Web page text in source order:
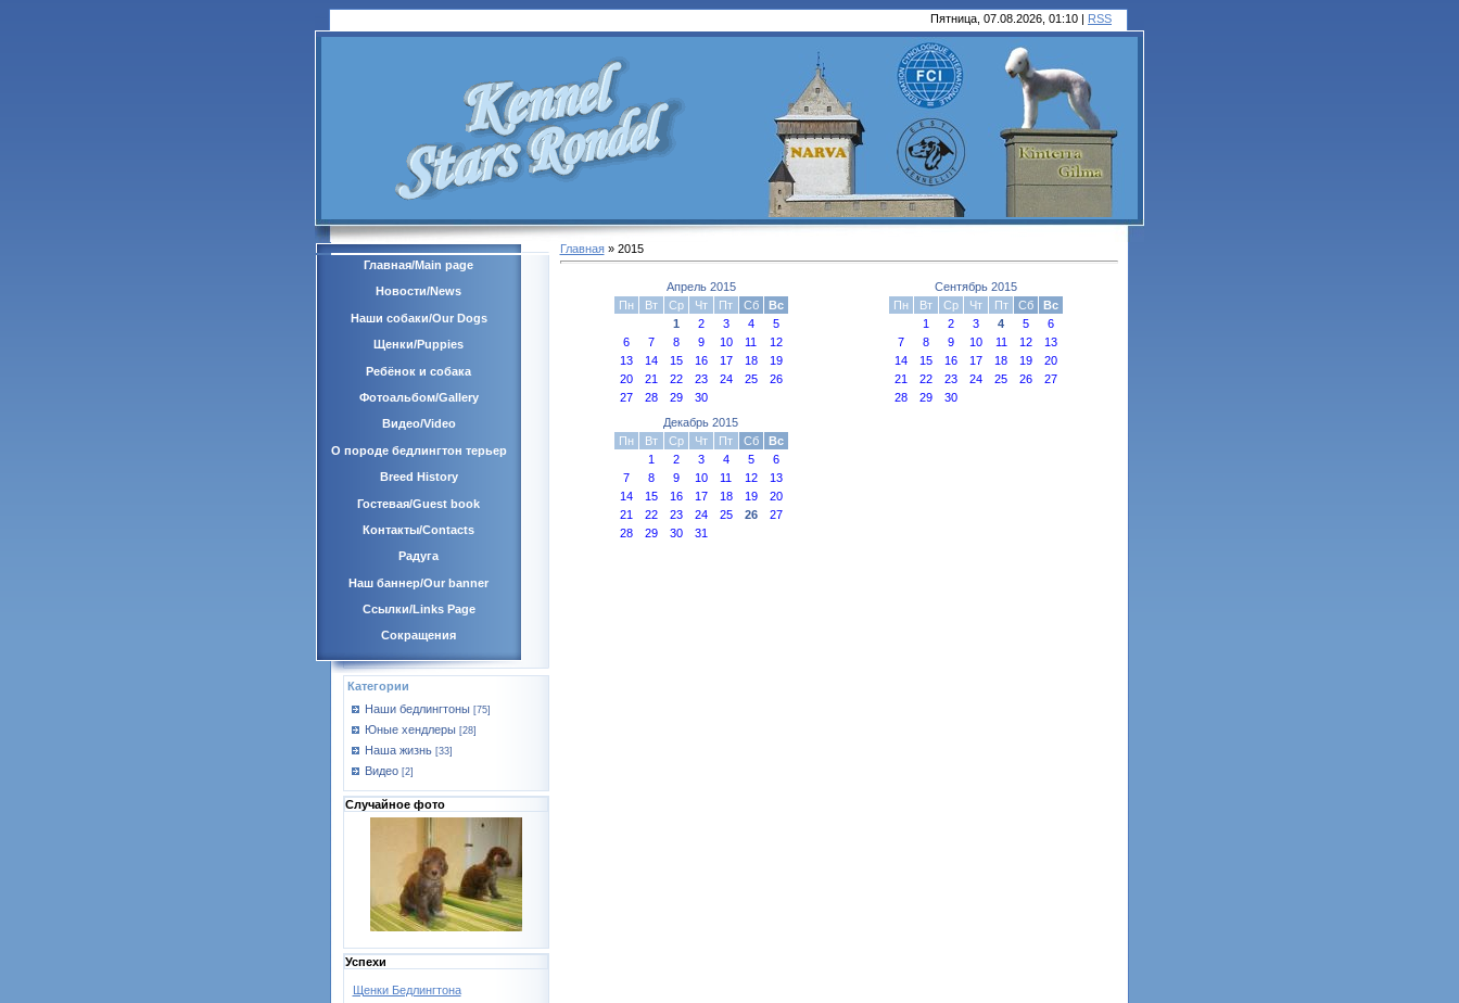
Пятница, 07.08.2026, 01:10 | RSS
Главная/Main page
Новости/News
Наши собаки/Our Dogs
Щенки/Puppies
Ребёнок и собака
Фотоальбом/Gallery
Видео/Video
О породе бедлингтон терьер
Breed History
Гостевая/Guest book
Контакты/Contacts
Радуга
Наш баннер/Our banner
Ссылки/Links Page
Сокращения
Категории
Наши бедлингтоны [75]
Юные хендлеры [28]
Наша жизнь [33]
Видео [2]
Случайное фото
Успехи
Щенки Бедлингтона
Главная» 2015
Апрель 2015
Пн
Вт Ср Чт Пт Сб
Вс
1
2 3 4
5
6
7 8 9 10 11
12
13
14 15 16 17 18
19
20
21 22 23 24 25
26
27
28 29 30
Сентябрь 2015
Пн
Вт Ср Чт Пт Сб
Вс
1
2 3 4 5
6
7
8 9 10 11 12
13
14
15 16 17 18 19
20
21
22 23 24 25 26
27
28
29
30
Декабрь 2015
Пн
Вт Ср Чт Пт Сб
Вс
1
2 3 4 5
6
7
8 9 10 11 12
13
14
15 16 17 18 19
20
21
22 23 24 25 26
27
28
29 30 31